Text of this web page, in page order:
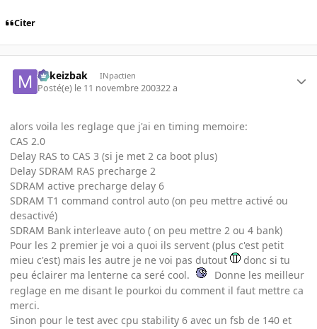
Citer
Mikeizbak INpactien
Posté(e) le 11 novembre 200322 a
alors voila les reglage que j'ai en timing memoire:
CAS 2.0
Delay RAS to CAS 3 (si je met 2 ca boot plus)
Delay SDRAM RAS precharge 2
SDRAM active precharge delay 6
SDRAM T1 command control auto (on peu mettre activé ou
desactivé)
SDRAM Bank interleave auto ( on peu mettre 2 ou 4 bank)
Pour les 2 premier je voi a quoi ils servent (plus c'est petit
mieu c'est) mais les autre je ne voi pas dutout
donc si tu
peu éclairer ma lenterne ca seré cool.
Donne les meilleur
reglage en me disant le pourkoi du comment il faut mettre ca
merci.
Sinon pour le test avec cpu stability 6 avec un fsb de 140 et